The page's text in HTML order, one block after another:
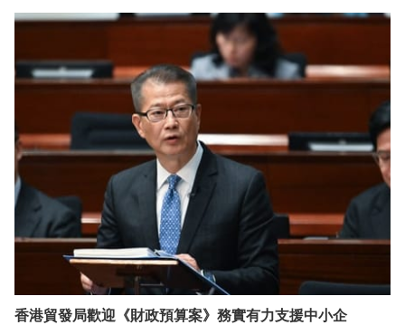
香港貿發局歡迎《財政預算案》務實有力支援中小企